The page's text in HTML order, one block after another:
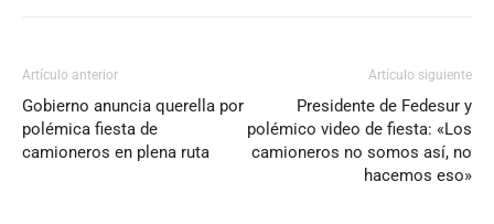
Artículo anterior
Gobierno anuncia querella por
polémica fiesta de
camioneros en plena ruta
Artículo siguiente
Presidente de Fedesur y
polémico video de fiesta: «Los
camioneros no somos así, no
hacemos eso»